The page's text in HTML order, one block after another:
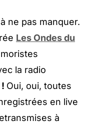
à ne pas manquer.
Les Ondes du
la radio
Oui, oui, toutes
en live
à